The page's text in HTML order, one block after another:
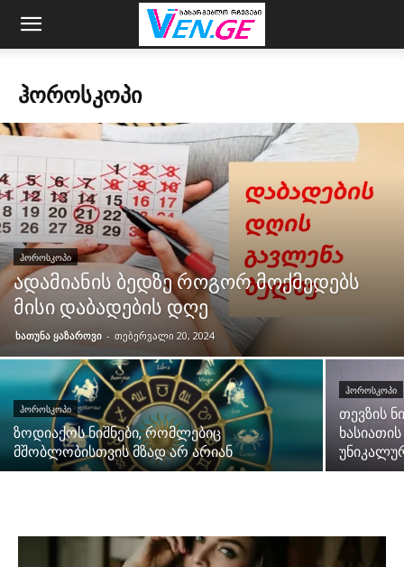
ᲰᲝᲠᲝᲡᲙᲝᲞᲘ
ᲰᲝᲠᲝᲡᲙᲝᲞᲘ
ადამიანის ბედზე როგორ მოქმედებს
მისი დაბადების დღე
ხათუნა ყაზაროვი - თებერვალი 20, 2024
ᲰᲝᲠᲝᲡᲙᲝᲞᲘ
ზოდიაქოს ნიშნები, რომლებიც
მშობლობისთვის მზად არ არიან
ᲰᲝᲠᲝᲡᲙᲝᲞᲘ
თევზის